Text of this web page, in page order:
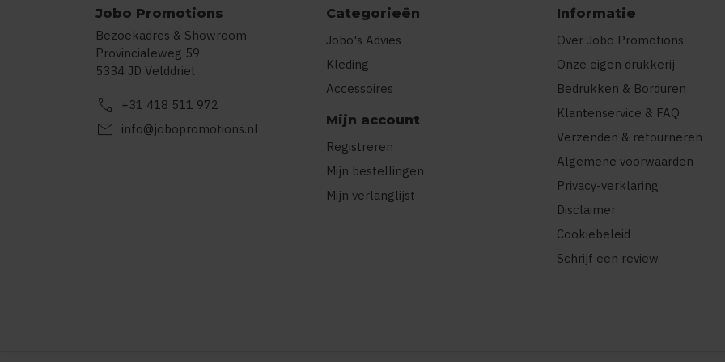
Jobo Promotions
Bezoekadres & Showroom
Provincialeweg 59
5334 JD Velddriel
call +31 418 511 972
mail info@jobopromotions.nl
Categorieën
Jobo's Advies
Kleding
Accessoires
Mijn account
Registreren
Mijn bestellingen
Mijn verlanglijst
Informatie
Over Jobo Promotions
Onze eigen drukkerij
Bedrukken & Borduren
Klantenservice & FAQ
Verzenden & retourneren
Algemene voorwaarden
Privacy-verklaring
Disclaimer
Cookiebeleid
Schrijf een review